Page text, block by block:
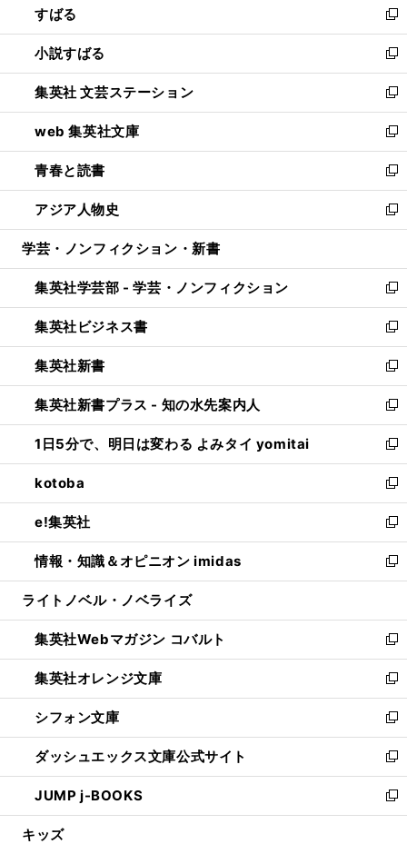
く
で
開
く
ド
ウ
で
開
く
すばる
新
し
い
ウ
ィ
ン
ド
ウ
で
開
く
小説すばる
新
し
い
ウ
ィ
ン
ド
ウ
で
開
集英社 文芸ステーション
新
し
い
ウ
ィ
ン
ド
ウ
開
く
web 集英社文庫
新
し
い
ウ
ィ
ン
ウ
で
開
く
青春と読書
新
し
い
ウ
ン
ド
ウ
で
開
く
アジア人物史
新
し
ウ
ィ
ン
ド
ウ
で
開
く
学芸・ノンフィクション・新書
集英社学芸部 - 学芸・ノンフィクション
新
し
い
ウ
ィ
ン
ド
ウ
で
開
く
集英社ビジネス書
新
し
い
ウ
ィ
ン
ド
ウ
で
開
く
集英社新書
新
し
い
ウ
ィ
ン
ド
ウ
で
開
く
集英社新書プラス - 知の水先案内人
新
し
い
ウ
ィ
ン
ド
ウ
で
開
1日5分で、明日は変わる よみタイ yomitai
新
し
い
ウ
ィ
ン
ド
ウ
開
く
kotoba
新
し
い
ウ
ィ
ン
ウ
で
開
く
e!集英社
新
し
い
ウ
ン
ド
ウ
で
開
く
情報・知識＆オピニオン imidas
新
し
ウ
ィ
ン
ド
ウ
で
開
く
ライトノベル・ノベライズ
集英社Webマガジン コバルト
新
し
い
ウ
ィ
ン
ド
ウ
で
開
集英社オレンジ文庫
新
し
い
ウ
ィ
ン
ド
ウ
シフォン文庫
新
し
い
ウ
ィ
ン
ダッシュエックス文庫公式サイト
新
し
い
ウ
JUMP j-BOOKS
新
し
キッズ